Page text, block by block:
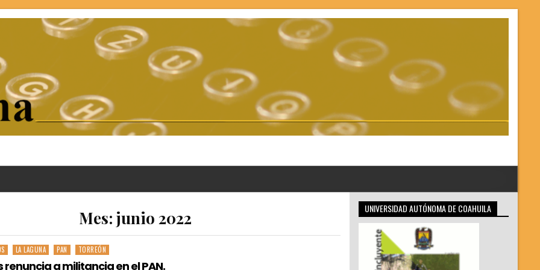
Mes: junio 2022
LA LAGUNA PAN TORREÓN
renuncia a militancia en el PAN.
UNIVERSIDAD AUTÓNOMA DE COAHUILA